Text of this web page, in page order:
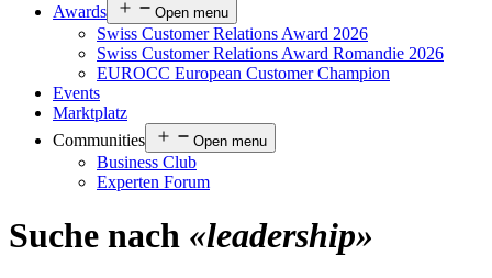
Awards
Open menu
Swiss Customer Relations Award 2026
Swiss Customer Relations Award Romandie 2026
EUROCC European Customer Champion
Events
Marktplatz
Communities
Open menu
Business Club
Experten Forum
Suche nach «leadership»